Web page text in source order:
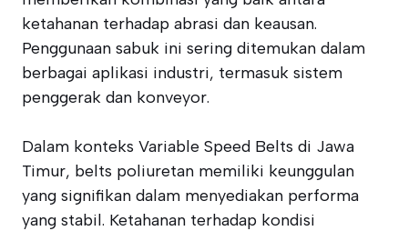
ketahanan terhadap abrasi dan keausan.
Penggunaan sabuk ini sering ditemukan dalam
berbagai aplikasi industri, termasuk sistem
penggerak dan konveyor.
Dalam konteks Variable Speed Belts di Jawa
Timur, belts poliuretan memiliki keunggulan
yang signifikan dalam menyediakan performa
yang stabil. Ketahanan terhadap kondisi